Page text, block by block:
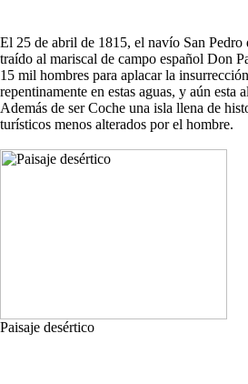
El 25 de abril de 1815, el navío San Pedro
traído al mariscal de campo español Don
15 mil hombres para aplacar la
repentinamente en estas aguas, y aún esta
Además de ser Coche una isla llena de
turísticos menos alterados por el hombre.
Paisaje desértico